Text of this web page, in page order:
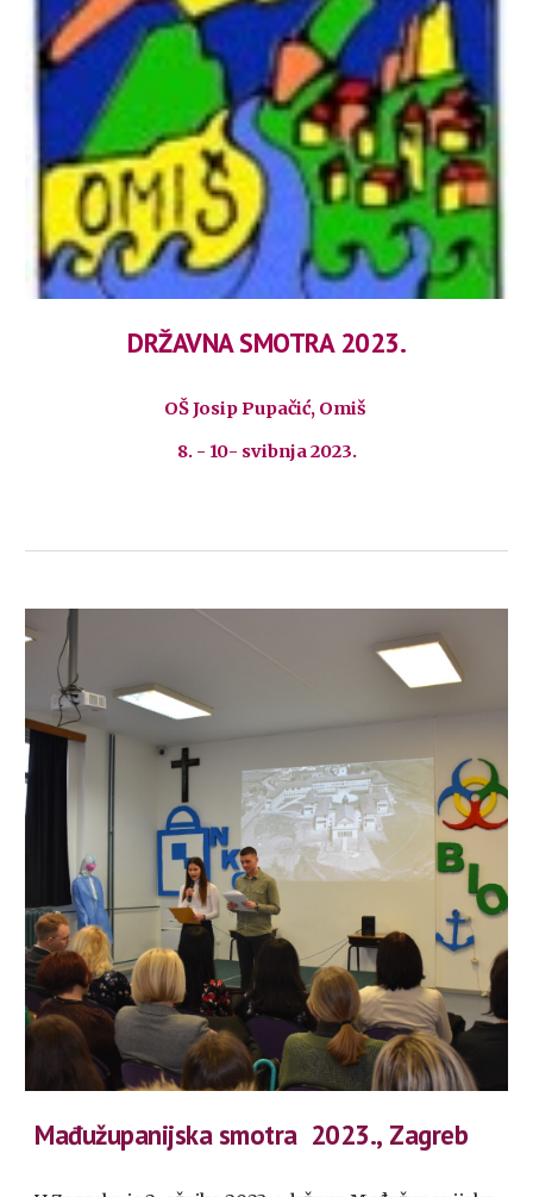
DRŽAVNA SMOTRA 2023.
OŠ Josip Pupačić, Omiš
8. - 10- svibnja 2023.
Mađužupanijska smotra 2023., Zagreb